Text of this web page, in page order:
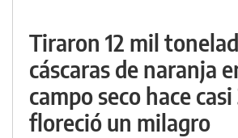
Tiraron 12 mil
cáscaras de naranja
campo seco hace
floreció un milagro